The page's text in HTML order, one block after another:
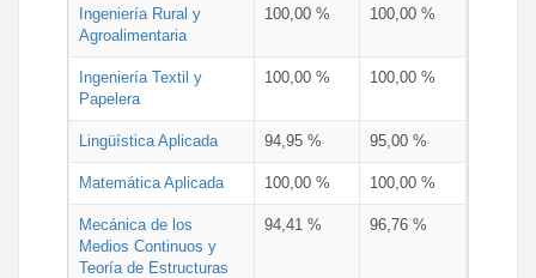
Ingeniería Rural y
Agroalimentaria
100,00 % 100,00 %
Ingeniería Textil y
Papelera
100,00 % 100,00 %
Lingüística Aplicada 94,95 % 95,00 %
Matemática Aplicada 100,00 % 100,00 %
Mecánica de los
Medios Continuos y
Teoría de Estructuras
94,41 % 96,76 %